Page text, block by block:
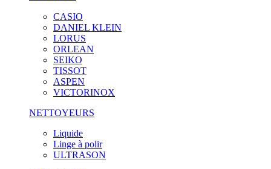
CASIO
DANIEL KLEIN
LORUS
ORLEAN
SEIKO
TISSOT
ASPEN
VICTORINOX
NETTOYEURS
Liquide
Linge à polir
ULTRASON